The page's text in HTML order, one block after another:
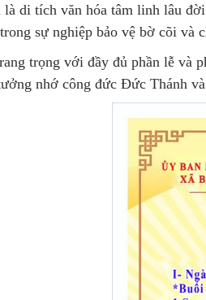
di tích văn hóa tâm linh lâu
sự nghiệp bảo vệ bờ cõi và
trọng với đầy đủ phần lễ và
nhớ công đức Đức Thánh